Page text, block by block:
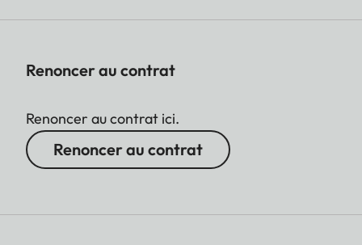
Renoncer au contrat
Renoncer au contrat ici.
Renoncer au contrat